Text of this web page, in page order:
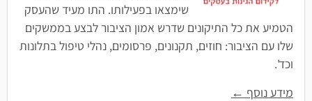
שימצאו בפעילותו. התו מעיד שהעסק
הטמיע את כל התיקונים שדרש אמון הציבור לבצע בממשקים
שלו עם הציבור: חוזים, תקנונים, פרסומים, נהלי טיפול בתלונות
וכד'.
מידע נוסף ←